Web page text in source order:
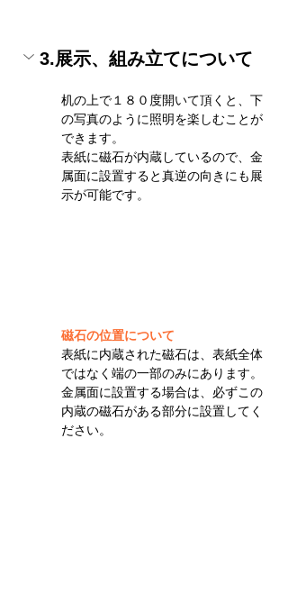
3.展示、組み立てについて
机の上で１８０度開いて頂くと、下
の写真のように照明を楽しむことが
できます。
表紙に磁石が内蔵しているので、金
属面に設置すると真逆の向きにも展
示が可能です。
磁石の位置について
表紙に内蔵された磁石は、表紙全体
ではなく端の一部のみにあります。
金属面に設置する場合は、必ずこの
内蔵の磁石がある部分に設置してく
ださい。